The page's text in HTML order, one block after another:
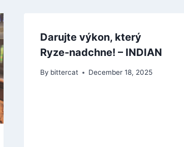
Darujte výkon, který
Ryze-nadchne! – INDIAN
By bittercat December 18, 2025